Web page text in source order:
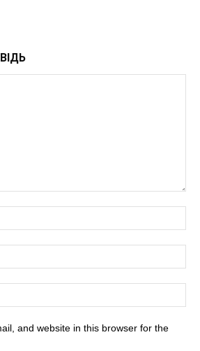
and website in this browser for the